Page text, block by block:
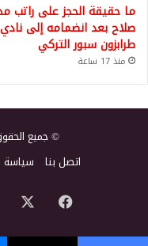
ما حقيقة الحجز على راتب
صلاح بعد انضمامه إلى نادي
طرابزون سبور التركي
منذ 17 ساعة
© جميع
اتصل بنا
سياسة
فيسبوك